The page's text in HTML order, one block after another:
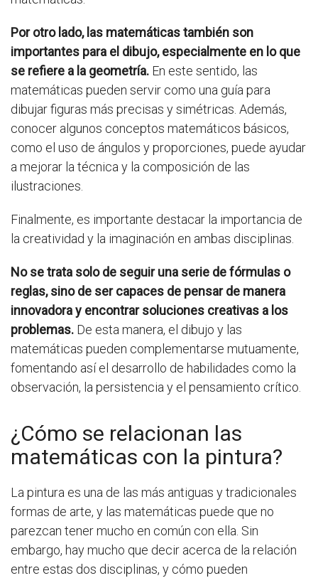
Por otro lado, las matemáticas también son
importantes para el dibujo, especialmente en lo que
se refiere a la geometría. En este sentido, las
matemáticas pueden servir como una guía para
dibujar figuras más precisas y simétricas. Además,
conocer algunos conceptos matemáticos básicos,
como el uso de ángulos y proporciones, puede ayudar
a mejorar la técnica y la composición de las
ilustraciones.
Finalmente, es importante destacar la importancia de
la creatividad y la imaginación en ambas disciplinas.
No se trata solo de seguir una serie de fórmulas o
reglas, sino de ser capaces de pensar de manera
innovadora y encontrar soluciones creativas a los
problemas. De esta manera, el dibujo y las
matemáticas pueden complementarse mutuamente,
fomentando así el desarrollo de habilidades como la
observación, la persistencia y el pensamiento crítico.
¿Cómo se relacionan las
matemáticas con la pintura?
La pintura es una de las más antiguas y tradicionales
formas de arte, y las matemáticas puede que no
parezcan tener mucho en común con ella. Sin
embargo, hay mucho que decir acerca de la relación
entre estas dos disciplinas, y cómo pueden